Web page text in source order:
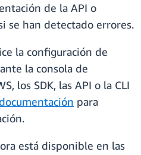
de la API o
se han detectado errores.
la configuración de
la consola de
los SDK, las API o la CLI
para
está disponible en las